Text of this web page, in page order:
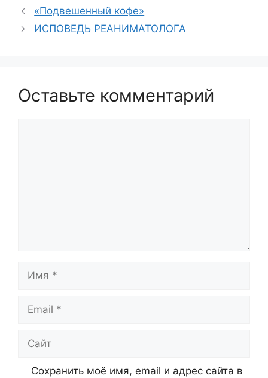
«Подвешенный кофе»
ИСПОВЕДЬ РЕАНИМАТОЛОГА
Оставьте комментарий
Имя
Email
Сайт
Сохранить моё имя, email и адрес сайта в